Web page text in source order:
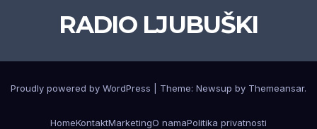
RADIO LJUBUŠKI
Proudly powered by WordPress Theme: Newsup by Themeansar.
HomeKontaktMarketingO namaPolitika privatnosti